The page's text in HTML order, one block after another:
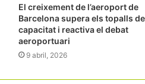
El creixement de l’aeroport de
Barcelona supera els topalls de
capacitat i reactiva el debat
aeroportuari
9 abril, 2026